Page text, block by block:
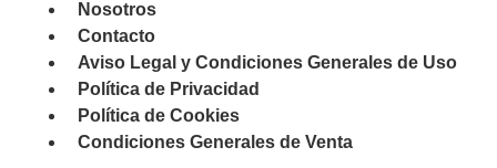
Nosotros
Contacto
Aviso Legal y Condiciones Generales de Uso
Política de Privacidad
Política de Cookies
Condiciones Generales de Venta